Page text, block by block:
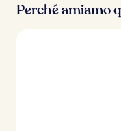
Perché amiamo